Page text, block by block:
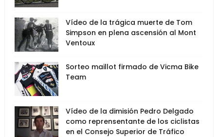
Vídeo de la trágica muerte de Tom
Simpson en plena ascensión al Mont
Ventoux
Sorteo maillot firmado de Vicma Bike
Team
Vídeo de la dimisión Pedro Delgado
como reprensentante de los ciclistas
en el Consejo Superior de Tráfico